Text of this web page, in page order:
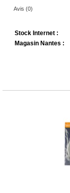
Avis (0)
Stock Internet :
Magasin Nantes :